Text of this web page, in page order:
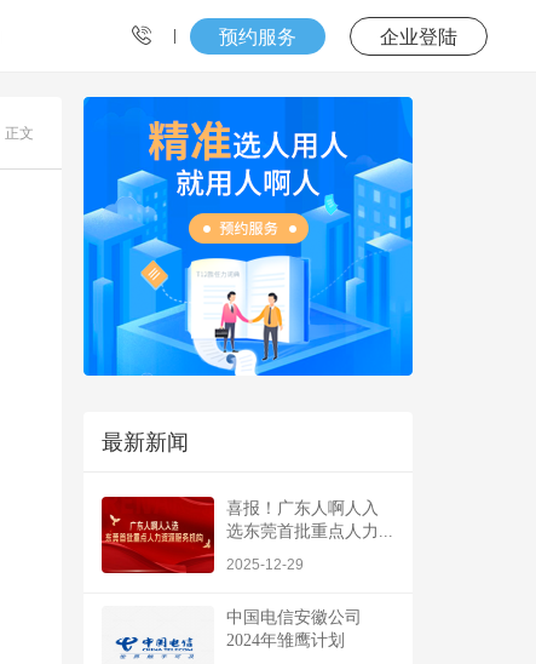
预约服务 企业登陆
正文
最新新闻
喜报！广东人啊人入
选东莞首批重点人力...
2025-12-29
中国电信安徽公司
2024年雏鹰计划